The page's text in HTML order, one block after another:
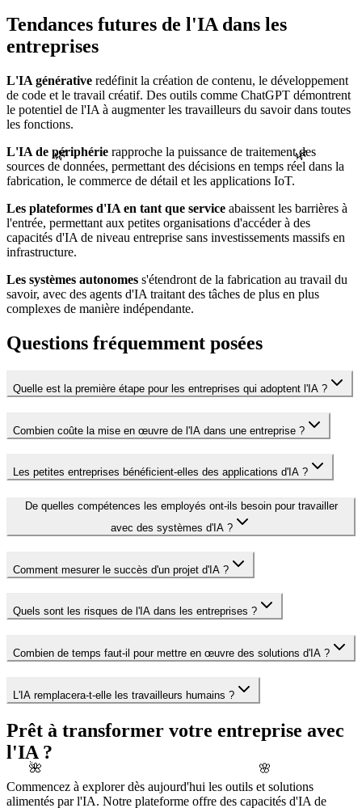
🌿
🌺
🌿
🌸
Tendances futures de l'IA dans les
entreprises
L'IA générative redéfinit la création de contenu, le développement
de code et le travail créatif. Des outils comme ChatGPT démontrent
le potentiel de l'IA à augmenter les travailleurs du savoir dans toutes
les fonctions.
L'IA de périphérie rapproche la puissance de traitement des
sources de données, permettant des décisions en temps réel dans la
fabrication, le commerce de détail et les applications IoT.
Les plateformes d'IA en tant que service abaissent les barrières à
l'entrée, permettant aux petites organisations d'accéder à des
capacités d'IA de niveau entreprise sans investissements massifs en
infrastructure.
Les systèmes autonomes s'étendront de la fabrication au travail du
savoir, avec des agents d'IA traitant des tâches de plus en plus
complexes de manière indépendante.
Questions fréquemment posées
Quelle est la première étape pour les entreprises qui adoptent l'IA ?
Combien coûte la mise en œuvre de l'IA dans une entreprise ?
Les petites entreprises bénéficient-elles des applications d'IA ?
De quelles compétences les employés ont-ils besoin pour travailler
avec des systèmes d'IA ?
Comment mesurer le succès d'un projet d'IA ?
Quels sont les risques de l'IA dans les entreprises ?
Combien de temps faut-il pour mettre en œuvre des solutions d'IA ?
L'IA remplacera-t-elle les travailleurs humains ?
Prêt à transformer votre entreprise avec
l'IA ?
Commencez à explorer dès aujourd'hui les outils et solutions
alimentés par l'IA. Notre plateforme offre des capacités d'IA de